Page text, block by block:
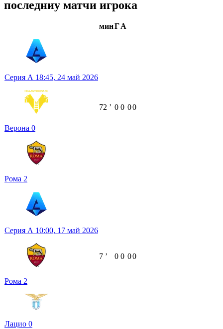
последниу матчи игрока
минГА
Серия А 18:45, 24 май 2026
Верона 0
Рома 2
72 ʼ 0 0 00
Серия А 10:00, 17 май 2026
Рома 2
Лацио 0
7 ʼ 0 0 00